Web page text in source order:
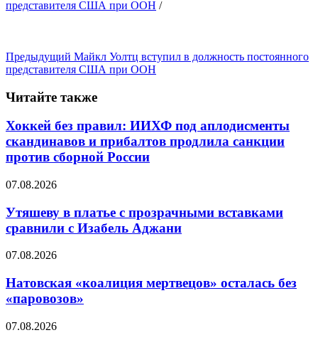
представителя США при ООН /
Предыдущий Майкл Уолтц вступил в должность постоянного
представителя США при ООН
Читайте также
Хоккей без правил: ИИХФ под аплодисменты
скандинавов и прибалтов продлила санкции
против сборной России
07.08.2026
Утяшеву в платье с прозрачными вставками
сравнили с Изабель Аджани
07.08.2026
Натовская «коалиция мертвецов» осталась без
«паровозов»
07.08.2026